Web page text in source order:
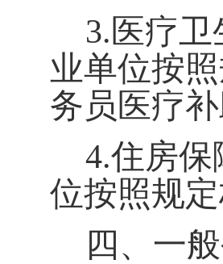
3.医疗卫
业单位按
务员医疗
4.住房保
位按照规
四、一